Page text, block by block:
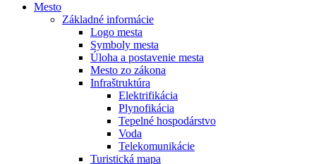
Mesto
Základné informácie
Logo mesta
Symboly mesta
Úloha a postavenie mesta
Mesto zo zákona
Infraštruktúra
Elektrifikácia
Plynofikácia
Tepelné hospodárstvo
Voda
Telekomunikácie
Turistická mapa